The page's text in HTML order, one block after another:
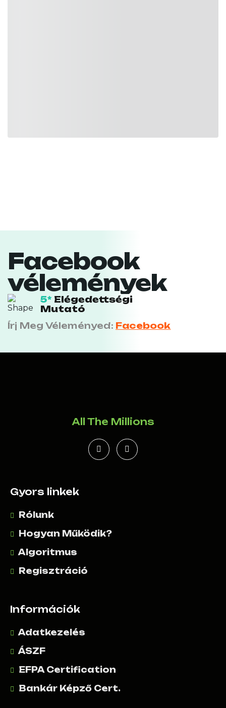
Facebook
vélemények
5* Elégedettségi
Mutató
Írj Meg Véleményed: Facebook
All The Millions
Gyors linkek
Rólunk
Hogyan Működik?
Algoritmus
Regisztráció
Információk
Adatkezelés
ÁSZF
EFPA Certification
Bankár Képző Cert.